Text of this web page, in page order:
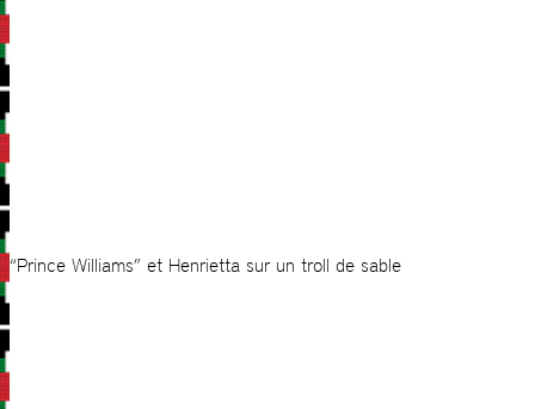
“Prince Williams” et Henrietta sur un troll de sable